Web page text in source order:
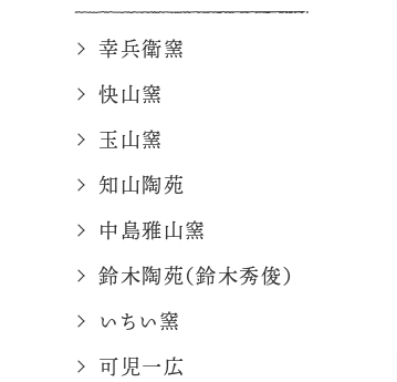
幸兵衛窯
快山窯
玉山窯
知山陶苑
中島雅山窯
鈴木陶苑（鈴木秀俊）
いちい窯
可児一広